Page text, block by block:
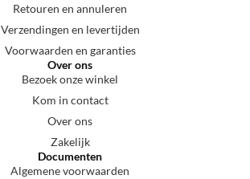
Retouren en annuleren
Verzendingen en levertijden
Voorwaarden en garanties
Over ons
Bezoek onze winkel
Kom in contact
Over ons
Zakelijk
Documenten
Algemene voorwaarden